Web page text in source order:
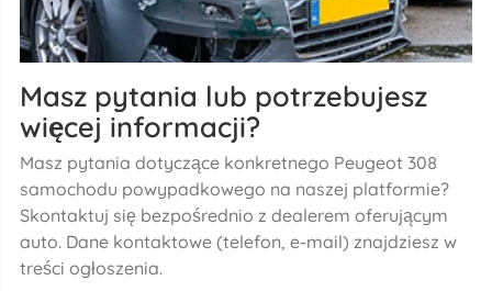
Masz pytania lub potrzebujesz
więcej informacji?
Masz pytania dotyczące konkretnego Peugeot 308
samochodu powypadkowego na naszej platformie?
Skontaktuj się bezpośrednio z dealerem oferującym
auto. Dane kontaktowe (telefon, e-mail) znajdziesz w
treści ogłoszenia.